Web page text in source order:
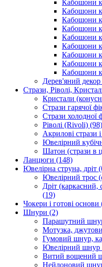
Кабошони
Кабошони
Кабошони
Кабошони
Кабошони
Кабошони
Кабошони
Кабошони
Кабошони
Дерев'яний
Стрази, Ріволі,
Кристали
Стрази гарячої
Стрази холодної
Ріволі (Rivoli) (98)
Акрилові стрази
Ювелірний
Шатон (стрази в
Ланцюги (148)
Ювелірна струна, дріт
Ювелірний трос
Дріт (каркасний,
(19)
Чокери і готові основи
Шнури (2)
Парашутний
Мотузка,
Гумовий шнур,
Ювелірний шнур
Витий вощений
Нейлоновий